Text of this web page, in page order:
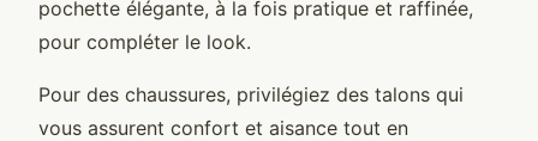
pochette élégante, à la fois pratique et raffinée,
pour compléter le look.
Pour des chaussures, privilégiez des talons qui
vous assurent confort et aisance tout en